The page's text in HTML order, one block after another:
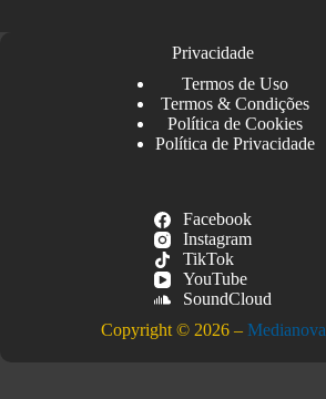
Privacidade
Termos de Uso
Termos & Condições
Política de Cookies
Política de Privacidade
Facebook
Instagram
TikTok
YouTube
SoundCloud
Copyright © 2026 – Medianova